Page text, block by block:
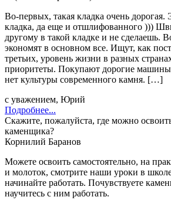
Во-первых, такая кладка очень дорогая.
кладка, да еще и отшлифованного )))
другому в такой кладке и не сделаешь.
экономят в основном все. Ищут, как
третьих, уровень жизни в разных
приоритеты. Покупают дорогие
нет культуры современного камня. […]
с уважением, Юрий
Подробнее...
Скажите, пожалуйста, где можно
каменщика?
Корнилий Баранов
Можете освоить самостоятельно, на
и молоток, смотрите наши уроки в
начинайте работать. Почувствуете
научитесь с ним работать.